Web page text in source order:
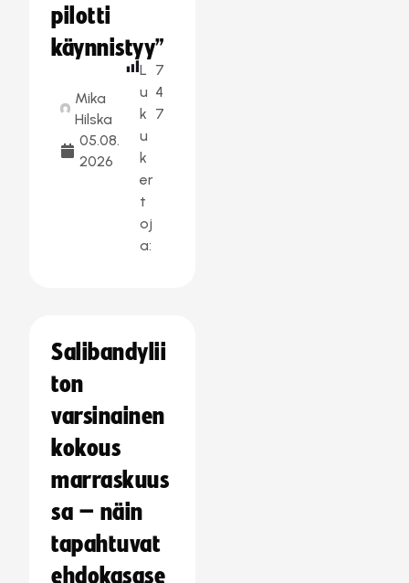
pilotti
käynnistyy”
Mika
Hilska
05.08.
2026
L
u
k
u
k
er
t
oj
a:
7
4
7
Salibandylii
ton
varsinainen
kokous
marraskuus
sa – näin
tapahtuvat
ehdokasase